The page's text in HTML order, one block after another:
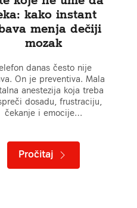
kako instant
menja dečiji
mozak
danas često nije
On je preventiva. Mala
anestezija koja treba
dosadu, frustraciju,
čekanje i emocije…
Pročitaj